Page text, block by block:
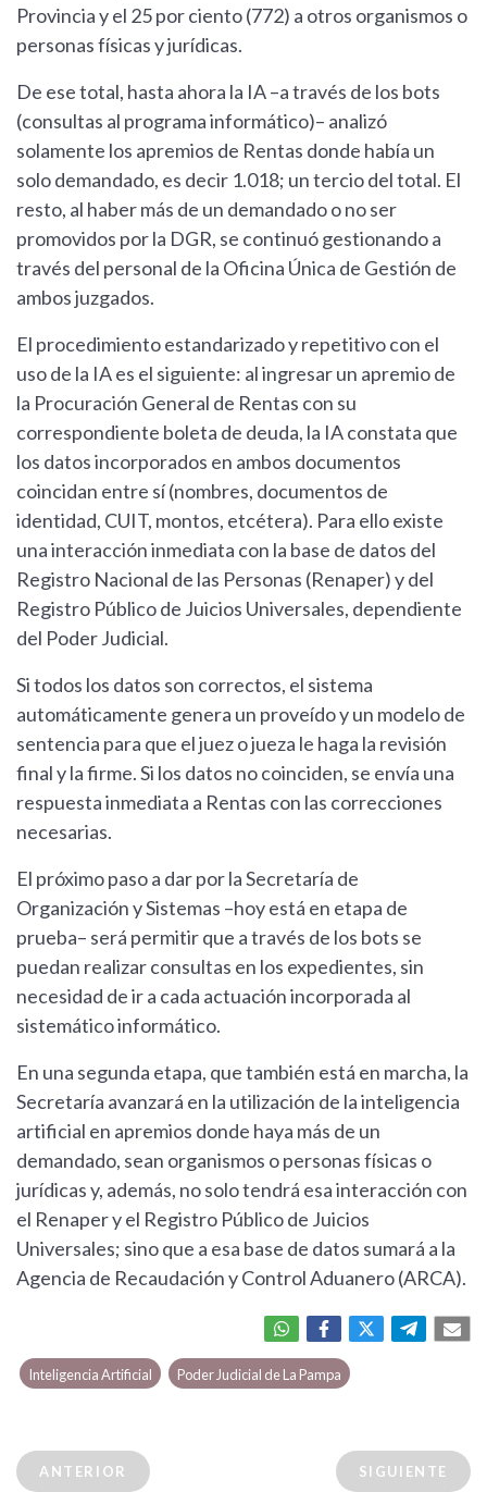
Provincia y el 25 por ciento (772) a otros organismos o
personas físicas y jurídicas.
De ese total, hasta ahora la IA –a través de los bots
(consultas al programa informático)– analizó
solamente los apremios de Rentas donde había un
solo demandado, es decir 1.018; un tercio del total. El
resto, al haber más de un demandado o no ser
promovidos por la DGR, se continuó gestionando a
través del personal de la Oficina Única de Gestión de
ambos juzgados.
El procedimiento estandarizado y repetitivo con el
uso de la IA es el siguiente: al ingresar un apremio de
la Procuración General de Rentas con su
correspondiente boleta de deuda, la IA constata que
los datos incorporados en ambos documentos
coincidan entre sí (nombres, documentos de
identidad, CUIT, montos, etcétera). Para ello existe
una interacción inmediata con la base de datos del
Registro Nacional de las Personas (Renaper) y del
Registro Público de Juicios Universales, dependiente
del Poder Judicial.
Si todos los datos son correctos, el sistema
automáticamente genera un proveído y un modelo de
sentencia para que el juez o jueza le haga la revisión
final y la firme. Si los datos no coinciden, se envía una
respuesta inmediata a Rentas con las correcciones
necesarias.
El próximo paso a dar por la Secretaría de
Organización y Sistemas –hoy está en etapa de
prueba– será permitir que a través de los bots se
puedan realizar consultas en los expedientes, sin
necesidad de ir a cada actuación incorporada al
sistemático informático.
En una segunda etapa, que también está en marcha, la
Secretaría avanzará en la utilización de la inteligencia
artificial en apremios donde haya más de un
demandado, sean organismos o personas físicas o
jurídicas y, además, no solo tendrá esa interacción con
el Renaper y el Registro Público de Juicios
Universales; sino que a esa base de datos sumará a la
Agencia de Recaudación y Control Aduanero (ARCA).
Inteligencia Artificial Poder Judicial de La Pampa
ANTERIOR SIGUIENTE